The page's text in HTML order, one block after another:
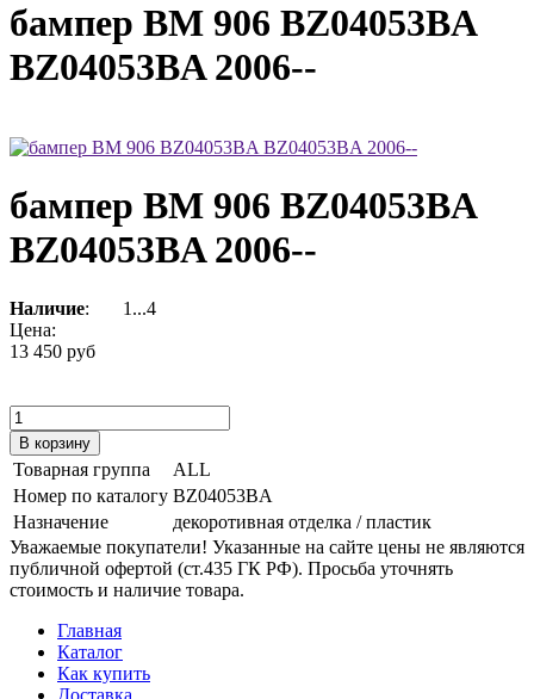
бампер ВМ 906 BZ04053BA
BZ04053BA 2006--
бампер ВМ 906 BZ04053BA
BZ04053BA 2006--
Наличие:
1...4
Цена:
13 450 руб
Товарная группа
ALL
Номер по каталогу BZ04053BA
Назначение
декоротивная отделка / пластик
Уважаемые покупатели! Указанные на сайте цены не являются
публичной офертой (ст.435 ГК РФ). Просьба уточнять
стоимость и наличие товара.
Главная
Каталог
Как купить
Доставка